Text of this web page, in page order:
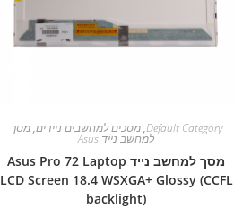
Default Category
,מסכים למחשבים ניידים,מסך
למחשב נייד Asus
מסך למחשב נייד Asus Pro 72 Laptop
LCD Screen 18.4 WSXGA+ Glossy (CCFL
backlight)